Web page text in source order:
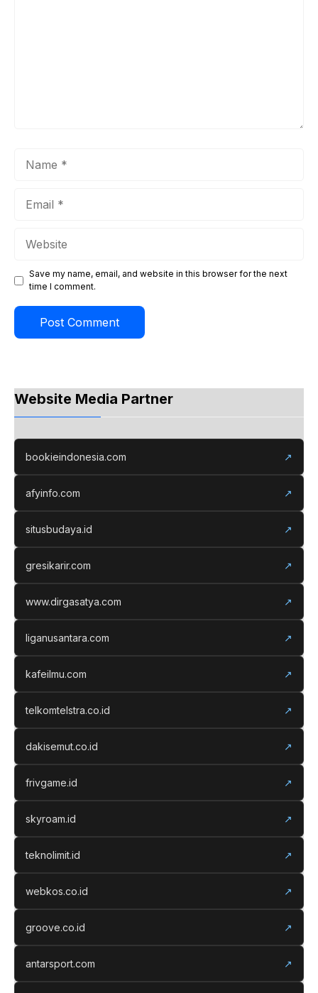
Save my name, email, and website in this browser for the next
time I comment.
Website Media Partner
bookieindonesia.com ↗
afyinfo.com ↗
situsbudaya.id ↗
gresikarir.com ↗
www.dirgasatya.com ↗
liganusantara.com ↗
kafeilmu.com ↗
telkomtelstra.co.id ↗
dakisemut.co.id ↗
frivgame.id ↗
skyroam.id ↗
teknolimit.id ↗
webkos.co.id ↗
groove.co.id ↗
antarsport.com ↗